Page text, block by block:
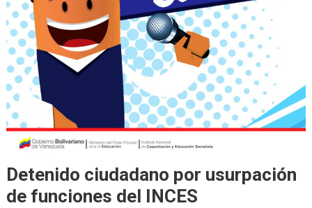
Detenido ciudadano por usurpación
de funciones del INCES